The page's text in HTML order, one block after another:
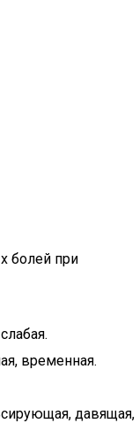
болей при
временная.
давящая,